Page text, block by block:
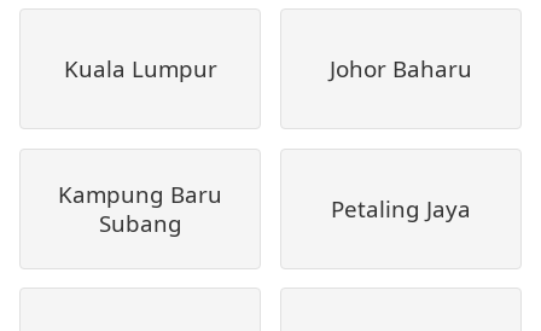
Kuala Lumpur Johor Baharu
Kampung Baru
Subang
Petaling Jaya